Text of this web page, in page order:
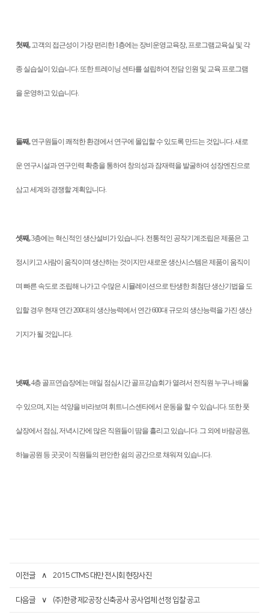
첫째, 고객의 접근성이 가장 편리한 1층에는 장비운영교육장, 프로그램교육실 및 각
종 실습실이 있습니다. 또한 트레이닝 센타를 설립하여 전담 인원 및 교육 프로그램
을 운영하고 있습니다.
둘째, 연구원들이 쾌적한 환경에서 연구에 몰입할 수 있도록 만드는 것입니다. 새로
운 연구시설과 연구인력 확충을 통하여 창의성과 잠재력을 발굴하여 성장엔진으로
삼고 세계와 경쟁할 계획입니다.
셋째,3층에는 혁신적인 생산설비가 있습니다. 전통적인 공작기계조립은 제품은 고
정시키고 사람이 움직이며 생산하는 것이지만 새로운 생산시스템은 제품이 움직이
며 빠른 속도로 조립해 나가고 수많은 시뮬레이션으로 탄생한 최첨단 생산기법을 도
입할 경우 현재 연간 200대의 생산능력에서 연간 600대 규모의 생산능력을 가진 생산
기지가 될 것입니다.
넷째,4층 골프연습장에는 매일 점심시간 골프강습회가 열려서 전직원 누구나 배울
수 있으며, 지는 석양을 바라보며 휘트니스센타에서 운동을 할 수 있습니다. 또한 풋
살장에서 점심, 저녁시간에 많은 직원들이 땀을 흘리고 있습니다. 그 외에 바람공원,
하늘공원 등 곳곳이 직원들의 편안한 쉼의 공간으로 채워져 있습니다.
이전글 ∧ 2015 CTMS 대만 전시회 현장사진
다음글 ∨ (주)한광 제2공장 신축공사 공사업체 선정 입찰 공고